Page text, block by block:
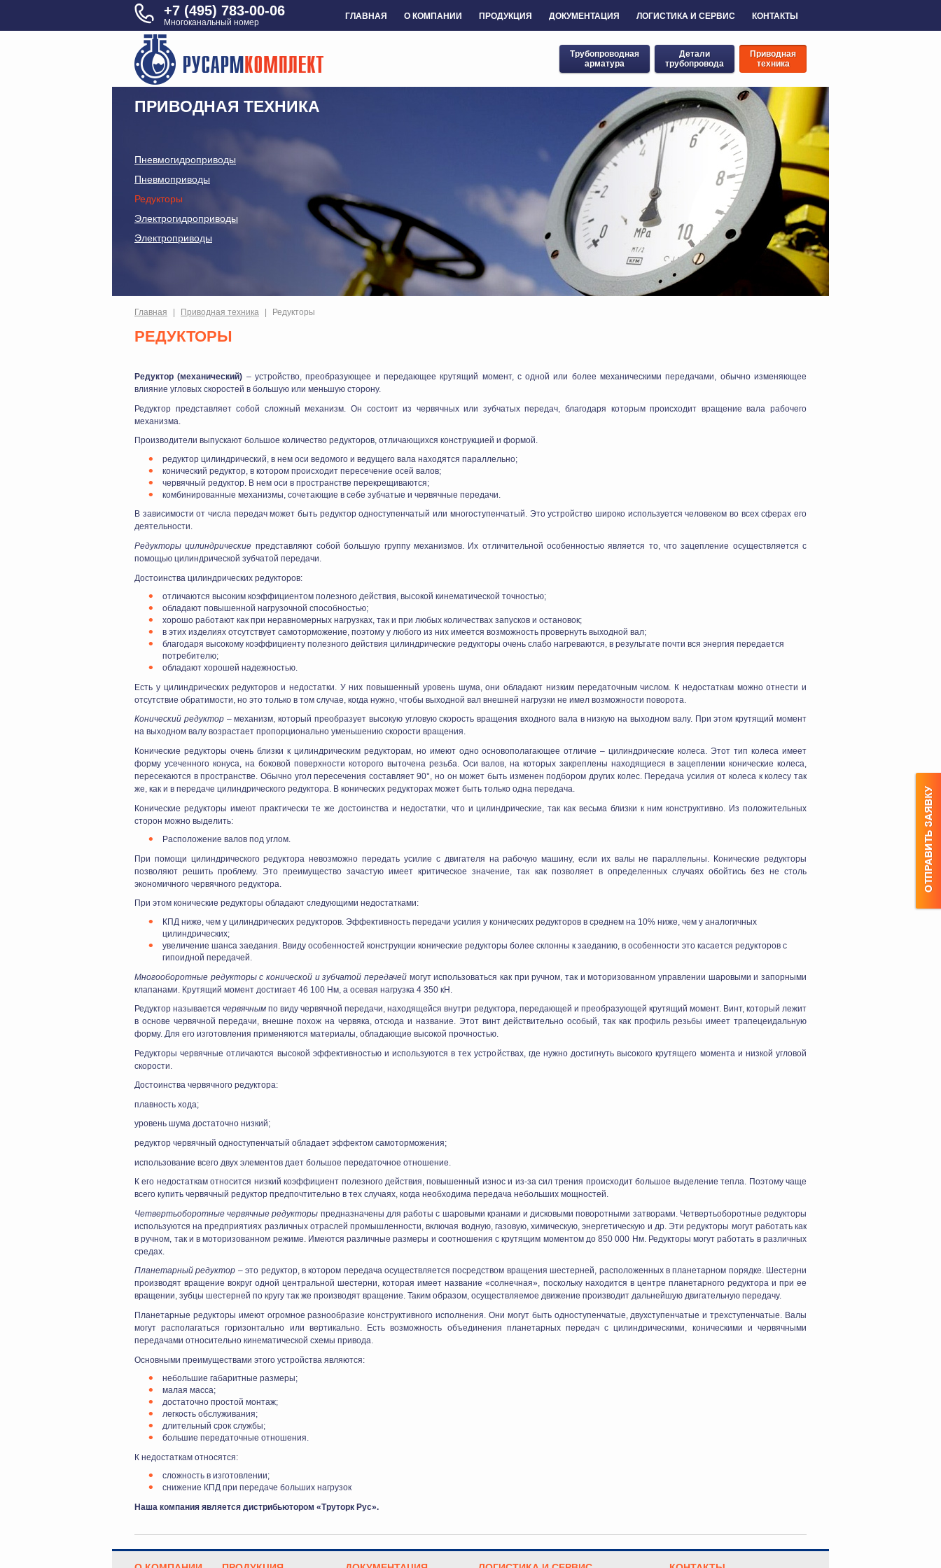
+7 (495) 783-00-06
Многоканальный номер
ГЛАВНАЯ О КОМПАНИИ ПРОДУКЦИЯ ДОКУМЕНТАЦИЯ ЛОГИСТИКА И СЕРВИС КОНТАКТЫ
Трубопроводная
арматура
Детали
трубопровода
Приводная
техника
ПРИВОДНАЯ ТЕХНИКА
Пневмогидроприводы
Пневмоприводы
Редукторы
Электрогидроприводы
Электроприводы
Главная Приводная техника Редукторы
РЕДУКТОРЫ
Редуктор (механический) – устройство, преобразующее и передающее крутящий момент, с одной или более механическими передачами, обычно изменяющее
влияние угловых скоростей в большую или меньшую сторону.
Редуктор представляет собой сложный механизм. Он состоит из червячных или зубчатых передач, благодаря которым происходит вращение вала рабочего
механизма.
Производители выпускают большое количество редукторов, отличающихся конструкцией и формой.
редуктор цилиндрический, в нем оси ведомого и ведущего вала находятся параллельно;
конический редуктор, в котором происходит пересечение осей валов;
червячный редуктор. В нем оси в пространстве перекрещиваются;
комбинированные механизмы, сочетающие в себе зубчатые и червячные передачи.
В зависимости от числа передач может быть редуктор одноступенчатый или многоступенчатый. Это устройство широко используется человеком во всех сферах его
деятельности.
Редукторы цилиндрические представляют собой большую группу механизмов. Их отличительной особенностью является то, что зацепление осуществляется с
помощью цилиндрической зубчатой передачи.
Достоинства цилиндрических редукторов:
отличаются высоким коэффициентом полезного действия, высокой кинематической точностью;
обладают повышенной нагрузочной способностью;
хорошо работают как при неравномерных нагрузках, так и при любых количествах запусков и остановок;
в этих изделиях отсутствует самоторможение, поэтому у любого из них имеется возможность провернуть выходной вал;
благодаря высокому коэффициенту полезного действия цилиндрические редукторы очень слабо нагреваются, в результате почти вся энергия передается
потребителю;
обладают хорошей надежностью.
Есть у цилиндрических редукторов и недостатки. У них повышенный уровень шума, они обладают низким передаточным числом. К недостаткам можно отнести и
отсутствие обратимости, но это только в том случае, когда нужно, чтобы выходной вал внешней нагрузки не имел возможности поворота.
Конический редуктор– механизм, который преобразует высокую угловую скорость вращения входного вала в низкую на выходном валу. При этом крутящий момент
на выходном валу возрастает пропорционально уменьшению скорости вращения.
Конические редукторы очень близки к цилиндрическим редукторам, но имеют одно основополагающее отличие – цилиндрические колеса. Этот тип колеса имеет
форму усеченного конуса, на боковой поверхности которого выточена резьба. Оси валов, на которых закреплены находящиеся в зацеплении конические колеса,
пересекаются в пространстве. Обычно угол пересечения составляет 90°, но он может быть изменен подбором других колес. Передача усилия от колеса к колесу так
же, как и в передаче цилиндрического редуктора. В конических редукторах может быть только одна передача.
Конические редукторы имеют практически те же достоинства и недостатки, что и цилиндрические, так как весьма близки к ним конструктивно. Из положительных
сторон можно выделить:
Расположение валов под углом.
При помощи цилиндрического редуктора невозможно передать усилие с двигателя на рабочую машину, если их валы не параллельны. Конические редукторы
позволяют решить проблему. Это преимущество зачастую имеет критическое значение, так как позволяет в определенных случаях обойтись без не столь
экономичного червячного редуктора.
При этом конические редукторы обладают следующими недостатками:
КПД ниже, чем у цилиндрических редукторов. Эффективность передачи усилия у конических редукторов в среднем на 10% ниже, чем у аналогичных
цилиндрических;
увеличение шанса заедания. Ввиду особенностей конструкции конические редукторы более склонны к заеданию, в особенности это касается редукторов с
гипоидной передачей.
Многооборотные редукторы с конической и зубчатой передачей могут использоваться как при ручном, так и моторизованном управлении шаровыми и запорными
клапанами. Крутящий момент достигает 46 100 Нм, а осевая нагрузка 4 350 кН.
Редуктор называетсячервячным по виду червячной передачи, находящейся внутри редуктора, передающей и преобразующей крутящий момент. Винт, который лежит
в основе червячной передачи, внешне похож на червяка, отсюда и название. Этот винт действительно особый, так как профиль резьбы имеет трапецеидальную
форму. Для его изготовления применяются материалы, обладающие высокой прочностью.
Редукторы червячные отличаются высокой эффективностью и используются в тех устройствах, где нужно достигнуть высокого крутящего момента и низкой угловой
скорости.
Достоинства червячного редуктора:
плавность хода;
уровень шума достаточно низкий;
редуктор червячный одноступенчатый обладает эффектом самоторможения;
использование всего двух элементов дает большое передаточное отношение.
К его недостаткам относится низкий коэффициент полезного действия, повышенный износ и из-за сил трения происходит большое выделение тепла. Поэтому чаще
всего купить червячный редуктор предпочтительно в тех случаях, когда необходима передача небольших мощностей.
Четвертьоборотные червячные редукторы предназначены для работы с шаровыми кранами и дисковыми поворотными затворами. Четвертьоборотные редукторы
используются на предприятиях различных отраслей промышленности, включая водную, газовую, химическую, энергетическую и др. Эти редукторы могут работать как
в ручном, так и в моторизованном режиме. Имеются различные размеры и соотношения с крутящим моментом до 850 000 Нм. Редукторы могут работать в различных
средах.
Планетарный редуктор – это редуктор, в котором передача осуществляется посредством вращения шестерней, расположенных в планетарном порядке. Шестерни
производят вращение вокруг одной центральной шестерни, которая имеет название «солнечная», поскольку находится в центре планетарного редуктора и при ее
вращении, зубцы шестерней по кругу так же производят вращение. Таким образом, осуществляемое движение производит дальнейшую двигательную передачу.
Планетарные редукторы имеют огромное разнообразие конструктивного исполнения. Они могут быть одноступенчатые, двухступенчатые и трехступенчатые. Валы
могут располагаться горизонтально или вертикально. Есть возможность объединения планетарных передач с цилиндрическими, коническими и червячными
передачами относительно кинематической схемы привода.
Основными преимуществами этого устройства являются:
небольшие габаритные размеры;
малая масса;
достаточно простой монтаж;
легкость обслуживания;
длительный срок службы;
большие передаточные отношения.
К недостаткам относятся:
сложность в изготовлении;
снижение КПД при передаче больших нагрузок
Наша компания является дистрибьютором «Труторк Рус».